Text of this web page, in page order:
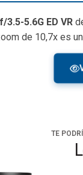
3.5-5.6G ED VR
de 10,7x
también se
imagen VR
silenciosa
TE